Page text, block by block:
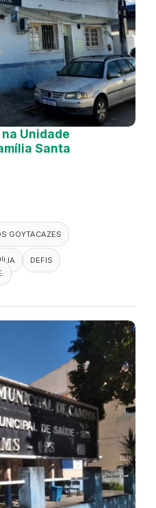
Unidade
Santa
GOYTACAZES
DEFIS